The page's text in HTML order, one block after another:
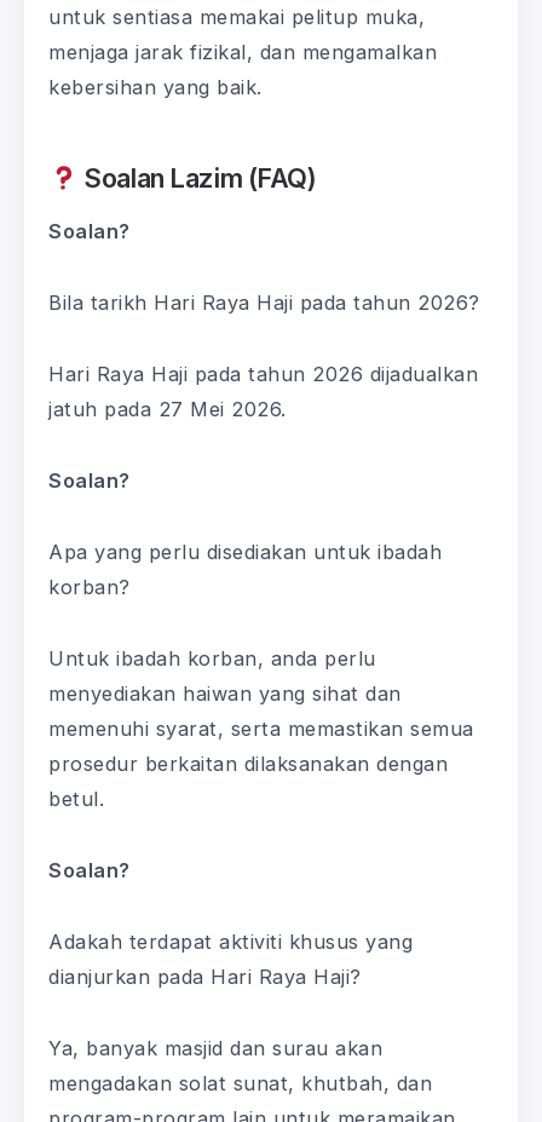
untuk sentiasa memakai pelitup muka,
menjaga jarak fizikal, dan mengamalkan
kebersihan yang baik.
Soalan Lazim (FAQ)
Soalan?
Bila tarikh Hari Raya Haji pada tahun 2026?
Hari Raya Haji pada tahun 2026 dijadualkan
jatuh pada 27 Mei 2026.
Soalan?
Apa yang perlu disediakan untuk ibadah
korban?
Untuk ibadah korban, anda perlu
menyediakan haiwan yang sihat dan
memenuhi syarat, serta memastikan semua
prosedur berkaitan dilaksanakan dengan
betul.
Soalan?
Adakah terdapat aktiviti khusus yang
dianjurkan pada Hari Raya Haji?
Ya, banyak masjid dan surau akan
mengadakan solat sunat, khutbah, dan